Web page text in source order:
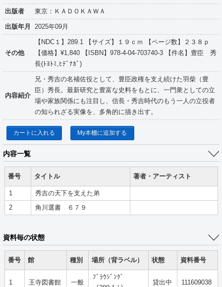
出版者 東京：ＫＡＤＯＫＡＷＡ
出版年月 2025年09月
その他
【NDC１】289.1 【サイズ】１９ｃｍ 【ページ数】２３８ｐ
【価格】¥1,840 【ISBN】978-4-04-703740-3 【件名】豊臣 秀
長(ﾄﾖﾄﾐ,ﾋﾃﾞﾅｶﾞ)
内容紹介
兄・秀吉の名補佐役として、豊臣政権を支え続けた羽柴（豊
臣）秀長。最新研究と豊富な史料をもとに、一門衆としての立
場や家族関係にも注目し、信長・秀吉時代のもう一人の立役者
の知られざる実像を、多角的に描き出す。
カートに入れる My本棚に追加する
内容一覧
番号 タイトル 著者・アーティスト
1 秀吉の天下を支えた弟
2 角川選書 ６７９
資料毎の状態
番号 館 種別 場所（背ラベル） 状態 資料番号
1 王寺図書館 一般
ﾌﾞﾗｳｼﾞﾝｸﾞ
貸出中 111609038